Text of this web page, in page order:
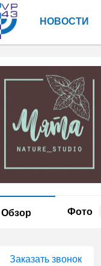
НОВОСТИ
Обзор Фото
Заказать звонок